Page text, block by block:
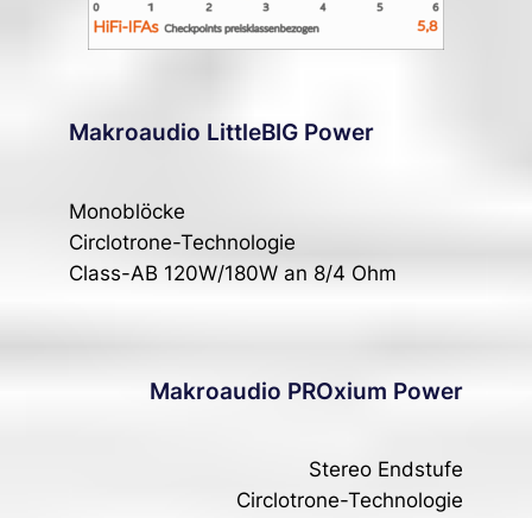
Makroaudio LittleBIG Power
Monoblöcke
Circlotrone-Technologie
Class-AB 120W/180W an 8/4 Ohm
Makroaudio PROxium Power
Stereo Endstufe
Circlotrone-Technologie